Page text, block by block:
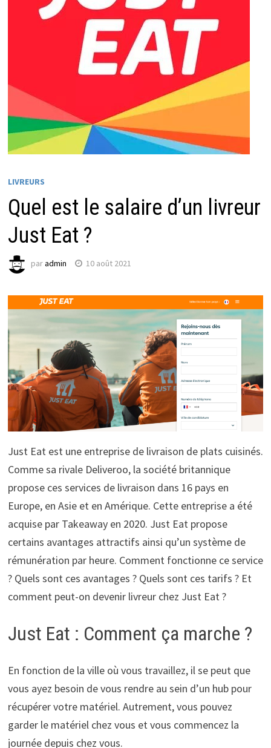
LIVREURS
Quel est le salaire d’un livreur
Just Eat ?
paradmin 10 août 2021
Just Eat est une entreprise de livraison de plats cuisinés.
Comme sa rivale Deliveroo, la société britannique
propose ces services de livraison dans 16 pays en
Europe, en Asie et en Amérique. Cette entreprise a été
acquise par Takeaway en 2020. Just Eat propose
certains avantages attractifs ainsi qu’un système de
rémunération par heure. Comment fonctionne ce service
? Quels sont ces avantages ? Quels sont ces tarifs ? Et
comment peut-on devenir livreur chez Just Eat ?
Just Eat : Comment ça marche ?
En fonction de la ville où vous travaillez, il se peut que
vous ayez besoin de vous rendre au sein d’un hub pour
récupérer votre matériel. Autrement, vous pouvez
garder le matériel chez vous et vous commencez la
journée depuis chez vous.